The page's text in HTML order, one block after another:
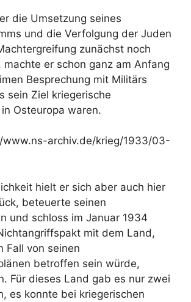
die Umsetzung seines
und die Verfolgung der Juden
zunächst noch
machte er schon ganz am Anfang
Besprechung mit Militärs
sein Ziel kriegerische
Osteuropa waren.
www.ns-archiv.de/krieg/1933/03-
hielt er sich aber auch hier
beteuerte seinen
und schloss im Januar 1934
mit dem Land,
Fall von seinen
betroffen sein würde,
Für dieses Land gab es nur zwei
es konnte bei kriegerischen